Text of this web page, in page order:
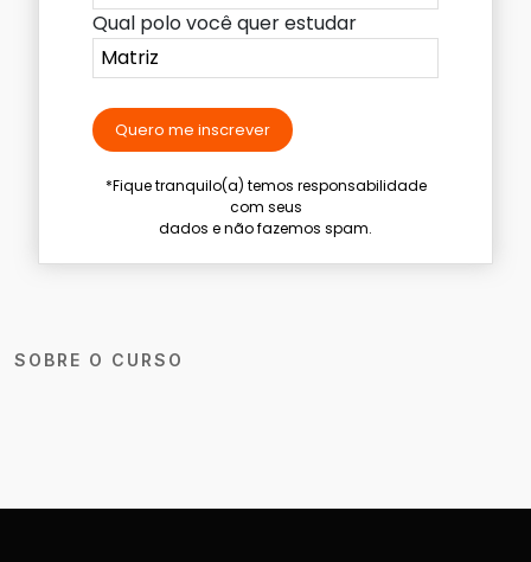
SOBRE O CURSO
Qual polo você quer estudar
Quero me inscrever
*Fique tranquilo(a) temos responsabilidade
com seus
dados e não fazemos spam.